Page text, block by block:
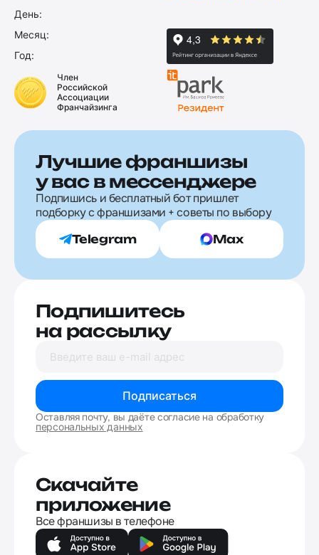
День:
Месяц:
Год:
Член
Российской
Ассоциации
Франчайзинга
Лучшие франшизы
у вас в мессенджере
Подпишись и бесплатный бот пришлет
подборку с франшизами + советы по выбору
Telegram Max
Подпишитесь
на рассылку
Подписаться
Оставляя почту, вы даёте согласие на обработку
персональных данных
Скачайте
приложение
Все франшизы в телефоне